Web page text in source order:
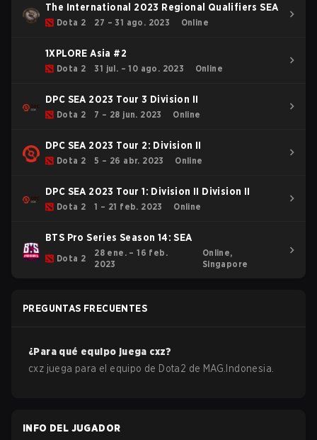
The International 2023 Regional Qualifiers SEA
Dota 2 27 – 31 ago. 2023 Online
1XPLORE Asia #2
Dota 2 31 jul. – 10 ago. 2023 Online
DPC SEA 2023 Tour 3 Division II
Dota 2 7 – 28 jun. 2023 Online
DPC SEA 2023 Tour 2: Division II
Dota 2 5 – 26 abr. 2023 Online
DPC SEA 2023 Tour 1: Division II Division II
Dota 2 1 – 21 feb. 2023 Online
BTS Pro Series Season 14: SEA
Dota 2
28 ene. – 16 feb.
2023
Online,
Singapore
PREGUNTAS FRECUENTES
¿Para qué equipo juega cxz?
cxz juega para el equipo de Dota2 de MAG.Indonesia
INFO DEL JUGADOR